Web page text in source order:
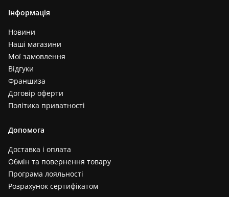
Інформація
Новини
Наші магазини
Мої замовлення
Відгуки
Франшиза
Договір оферти
Політика приватності
Допомога
Доставка і оплата
Обмін та повернення товару
Програма лояльності
Розрахунок сертифікатом